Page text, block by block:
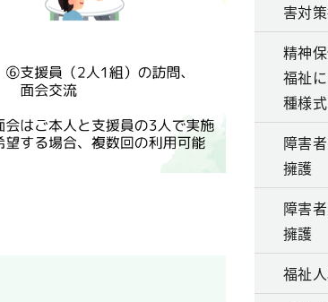
害対
精神
福祉
種様式
障害
擁護
障害
擁護
福祉